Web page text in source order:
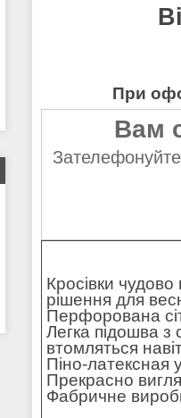
При
Вам
Зателефонуйте
Кросівки
рішення для
Перфорована
Легка підошва з
втомляться
Піно-латексная
Прекрасно
Фабричне